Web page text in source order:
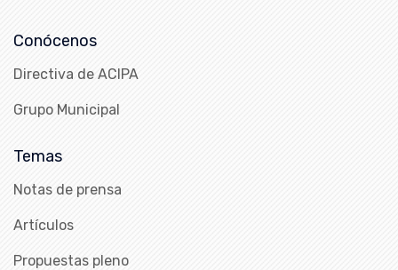
Conócenos
Directiva de ACIPA
Grupo Municipal
Temas
Notas de prensa
Artículos
Propuestas pleno